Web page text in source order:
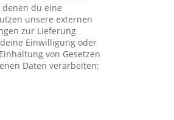
du eine
unsere externen
zur Lieferung
Einwilligung oder
von Gesetzen
Daten verarbeiten: